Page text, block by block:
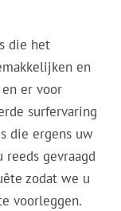
die het
en
er voor
surfervaring
die ergens uw
gevraagd
zodat we u
voorleggen.